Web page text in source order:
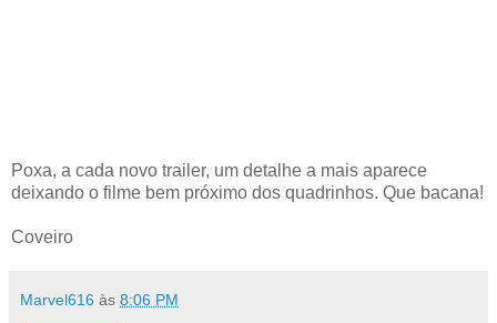
Poxa, a cada novo trailer, um detalhe a mais aparece
deixando o filme bem próximo dos quadrinhos. Que bacana!
Coveiro
Marvel616 às 8:06 PM